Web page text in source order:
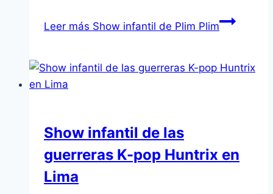
Leer más Show infantil de Plim Plim
Show infantil de las
guerreras K-pop Huntrix en
Lima